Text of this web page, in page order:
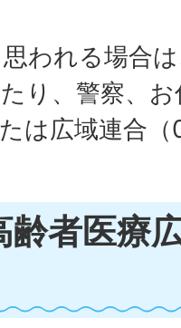
思われる場合
り、警察、
は広域連合
齢者医療